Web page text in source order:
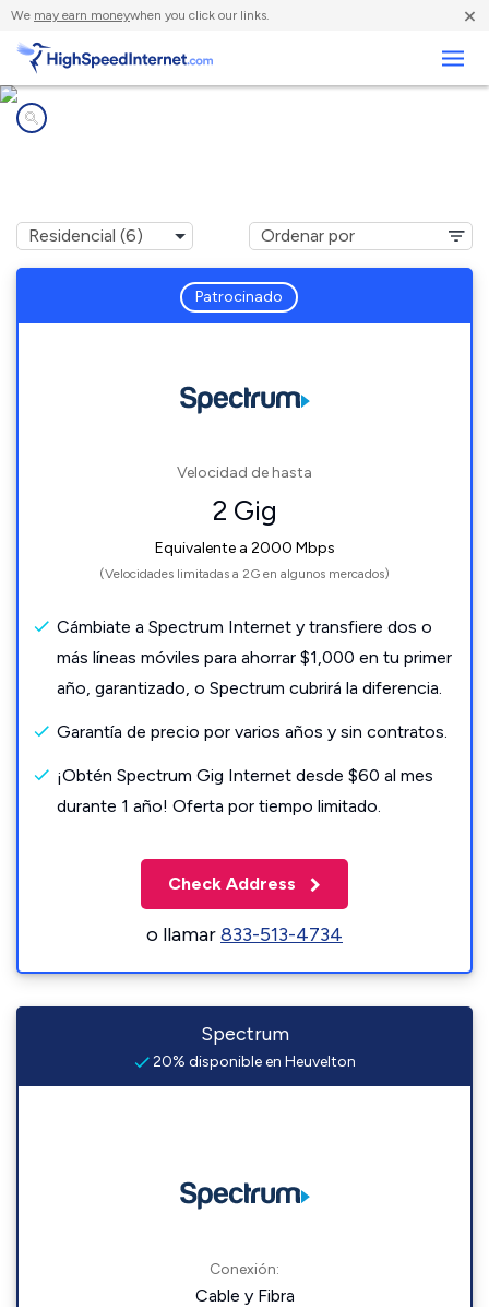
We may earn moneywhen you click our links. ×
Patrocinado
Velocidad de hasta
2 Gig
Equivalente a 2000 Mbps
(Velocidades limitadas a 2G en algunos mercados)
Cámbiate a Spectrum Internet y transfiere dos o
más líneas móviles para ahorrar $1,000 en tu primer
año, garantizado, o Spectrum cubrirá la diferencia.
Garantía de precio por varios años y sin contratos.
¡Obtén Spectrum Gig Internet desde $60 al mes
durante 1 año! Oferta por tiempo limitado.
Check Address
o llamar833-513-4734
Spectrum
20% disponible en Heuvelton
Conexión:
Cable y Fibra